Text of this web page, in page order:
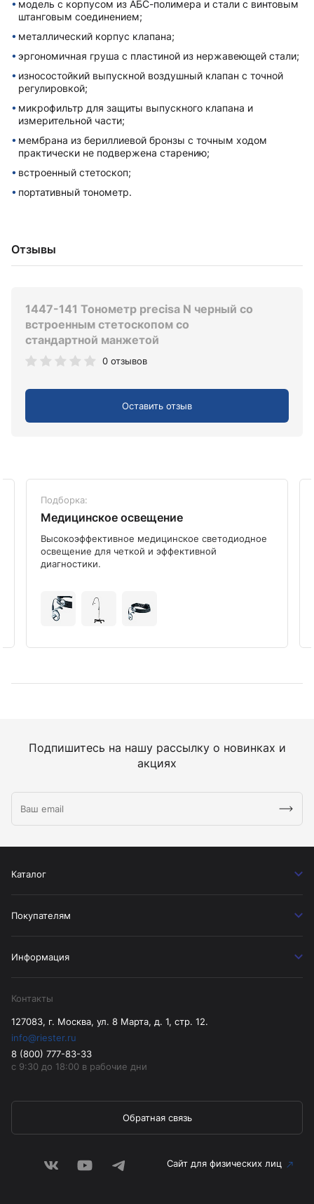
модель с корпусом из АБС-полимера и стали с винтовым
штанговым соединением;
металлический корпус клапана;
эргономичная груша с пластиной из нержавеющей стали;
износостойкий выпускной воздушный клапан с точной
регулировкой;
микрофильтр для защиты выпускного клапана и
измерительной части;
мембрана из бериллиевой бронзы с точным ходом
практически не подвержена старению;
встроенный стетоскоп;
портативный тонометр.
Отзывы
1447-141 Тонометр precisa N черный со
встроенным стетоскопом со
стандартной манжетой
0 отзывов
Оставить отзыв
Подборка:
Медицинское освещение
Высокоэффективное медицинское светодиодное
освещение для четкой и эффективной
диагностики.
Подпишитесь на нашу рассылку о новинках и
акциях
Каталог
Покупателям
Информация
Контакты
127083, г. Москва, ул. 8 Марта, д. 1, стр. 12.
info@riester.ru
8 (800) 777-83-33
с 9:30 до 18:00 в рабочие дни
Обратная связь
Сайт для физических лиц